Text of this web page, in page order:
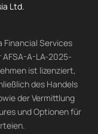
Ltd.
Financial Services
A-LA-2025-
ist lizenziert,
des Handels
der Vermittlung
und Optionen für